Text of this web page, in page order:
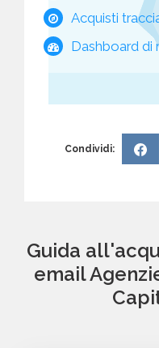
Acquisti
Dashboard di
Condividi:
Guida
email